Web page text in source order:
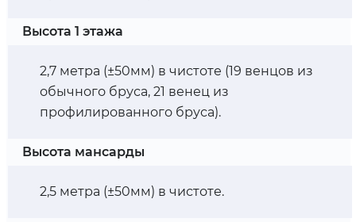
Высота 1 этажа
2,7 метра (±50мм) в чистоте (19 венцов из
обычного бруса, 21 венец из
профилированного бруса).
Высота мансарды
2,5 метра (±50мм) в чистоте.